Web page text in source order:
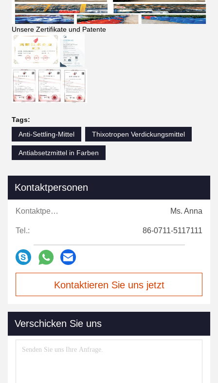
Unsere Zertifikate und Patente
Tags:
Anti-Settling-Mittel
Thixotropen Verdickungsmittel
Antiabsetzmittel in Farben
Kontaktpersonen
Kontaktpersonen: Ms. Anna
Tel.: 86-0711-5117111
Kontaktieren Sie uns jetzt
Verschicken Sie uns